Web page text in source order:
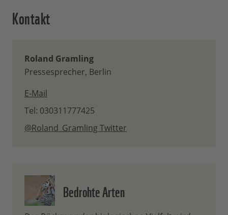
Kontakt
Roland Gramling
Pressesprecher, Berlin
E-Mail
Tel: 030311777425
@Roland_Gramling Twitter
Bedrohte Arten